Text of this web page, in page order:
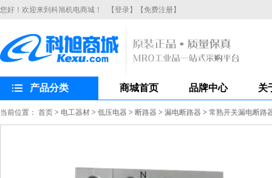
您好！欢迎来到科旭机电商城！ 【登录】 【免费注册】
产品分类 商城首页 品牌中心 关
当前位置： 首页 > 电工器材 > 低压电器 > 断路器 > 漏电断路器 > 常熟开关漏电断路